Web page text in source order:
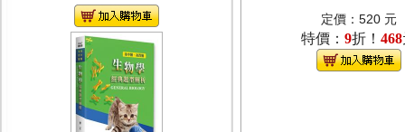
定價：520 元
特價： 9折！ 468